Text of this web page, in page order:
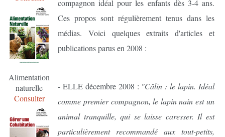
Alimentation
naturelle
Consulter
compagnon idéal pour les enfants dès 3-4 ans.
Ces propos sont régulièrement tenus dans les
médias. Voici quelques extraits d'articles et
publications parus en 2008 :
- ELLE décembre 2008 : "Câlin : le lapin. Idéal
comme premier compagnon, le lapin nain est un
animal tranquille, qui se laisse caresser. Il est
particulièrement recommandé aux tout-petits,